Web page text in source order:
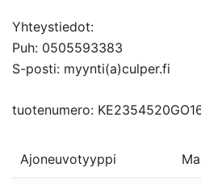
Yhteystiedot:
Puh: 0505593383
S-posti: myynti(a)culper.fi
tuotenumero:
Ajoneuvotyyppi